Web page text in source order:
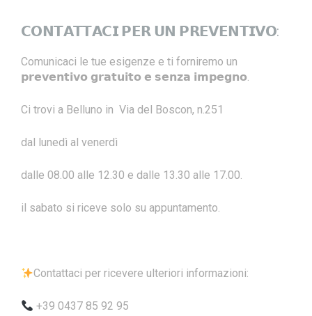
𝗖𝗢𝗡𝗧𝗔𝗧𝗧𝗔𝗖𝗜 𝗣𝗘𝗥 𝗨𝗡 𝗣𝗥𝗘𝗩𝗘𝗡𝗧𝗜𝗩𝗢:
Comunicaci le tue esigenze e ti forniremo un
𝗽𝗿𝗲𝘃𝗲𝗻𝘁𝗶𝘃𝗼 𝗴𝗿𝗮𝘁𝘂𝗶𝘁𝗼 𝗲 𝘀𝗲𝗻𝘇𝗮 𝗶𝗺𝗽𝗲𝗴𝗻𝗼.
Ci trovi a Belluno in Via del Boscon, n.251
dal lunedì al venerdì
dalle 08.00 alle 12.30 e dalle 13.30 alle 17.00.
il sabato si riceve solo su appuntamento.
Contattaci per ricevere ulteriori informazioni:
+39 0437 85 92 95